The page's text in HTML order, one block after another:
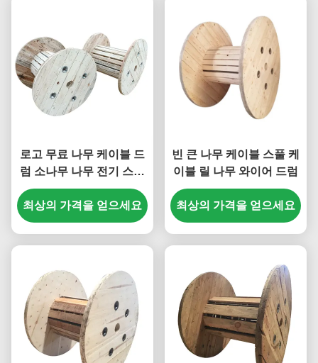
로고 무료 나무 케이블 드
럼 소나무 나무 전기 스풀
OEM 서비스
최상의 가격을 얻으세요
빈 큰 나무 케이블 스풀 케
이블 릴 나무 와이어 드럼
최상의 가격을 얻으세요